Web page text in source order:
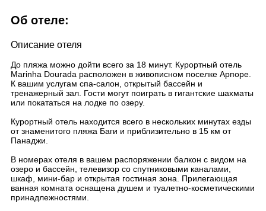
Об отеле:
Описание отеля
До пляжа можно дойти всего за 18 минут. Курортный отель
Marinha Dourada расположен в живописном поселке Арпоре.
К вашим услугам спа-салон, открытый бассейн и
тренажерный зал. Гости могут поиграть в гигантские шахматы
или покататься на лодке по озеру.
Курортный отель находится всего в нескольких минутах езды
от знаменитого пляжа Баги и приблизительно в 15 км от
Панаджи.
В номерах отеля в вашем распоряжении балкон с видом на
озеро и бассейн, телевизор со спутниковыми каналами,
шкаф, мини-бар и открытая гостиная зона. Прилегающая
ванная комната оснащена душем и туалетно-косметическими
принадлежностями.